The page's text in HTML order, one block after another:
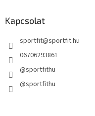
Kapcsolat
sportfit@sportfit.hu
06706293861
@sportfithu
@sportfithu